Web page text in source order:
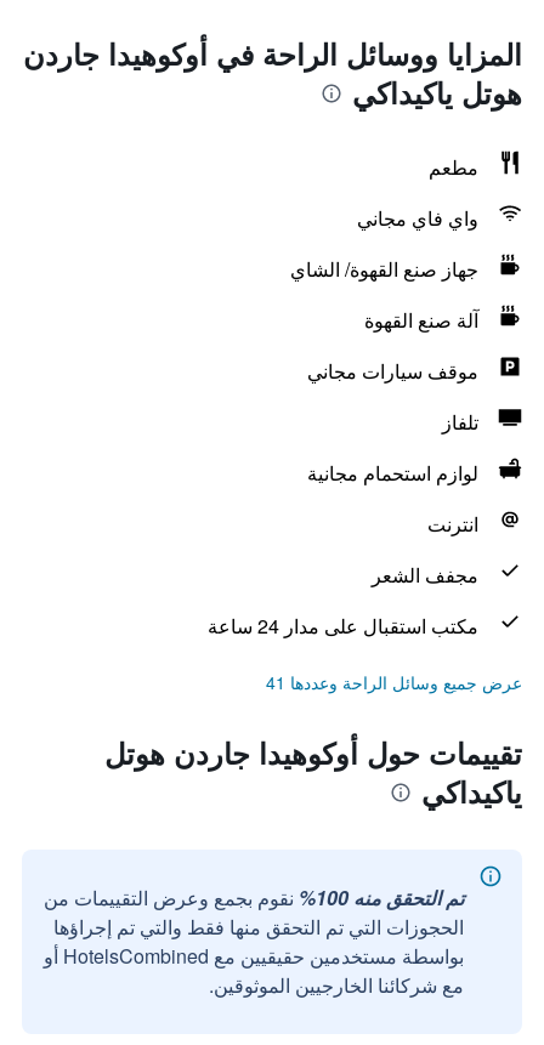
المزايا ووسائل الراحة في أوكوهيدا جاردن
هوتل ياكيداكي
مطعم
واي فاي مجاني
جهاز صنع القهوة/ الشاي
آلة صنع القهوة
موقف سيارات مجاني
تلفاز
لوازم استحمام مجانية
انترنت
مجفف الشعر
مكتب استقبال على مدار 24 ساعة
عرض جميع وسائل الراحة وعددها 41
تقييمات حول أوكوهيدا جاردن هوتل
ياكيداكي
تم التحقق منه 100%
نقوم بجمع وعرض التقييمات من
الحجوزات التي تم التحقق منها فقط والتي تم إجراؤها
بواسطة مستخدمين حقيقيين مع HotelsCombined أو
مع شركائنا الخارجيين الموثوقين.